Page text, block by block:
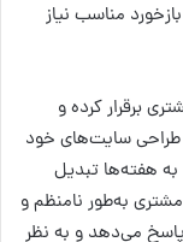
مناسب نیاز
برقرار کرده و
طراحی‌ سایت‌های خود
هفته‌ها تبدیل
به‌طور نامنظم و
می‌دهد و به نظر